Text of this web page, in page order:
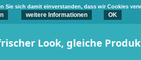
sich damit einverstanden, dass wir Cookies
weitere Informationen OK
Look, gleiche